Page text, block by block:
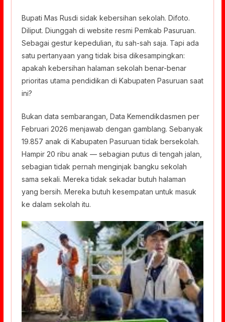
Bupati Mas Rusdi sidak kebersihan sekolah. Difoto.
Diliput. Diunggah di website resmi Pemkab Pasuruan.
Sebagai gestur kepedulian, itu sah-sah saja. Tapi ada
satu pertanyaan yang tidak bisa dikesampingkan:
apakah kebersihan halaman sekolah benar-benar
prioritas utama pendidikan di Kabupaten Pasuruan saat
ini?
Bukan data sembarangan, Data Kemendikdasmen per
Februari 2026 menjawab dengan gamblang. Sebanyak
19.857 anak di Kabupaten Pasuruan tidak bersekolah.
Hampir 20 ribu anak — sebagian putus di tengah jalan,
sebagian tidak pernah menginjak bangku sekolah
sama sekali. Mereka tidak sekadar butuh halaman
yang bersih. Mereka butuh kesempatan untuk masuk
ke dalam sekolah itu.